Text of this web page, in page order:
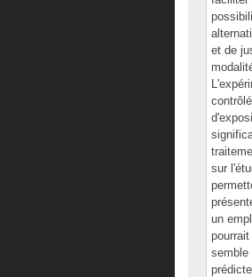
et de
sur
un
semble